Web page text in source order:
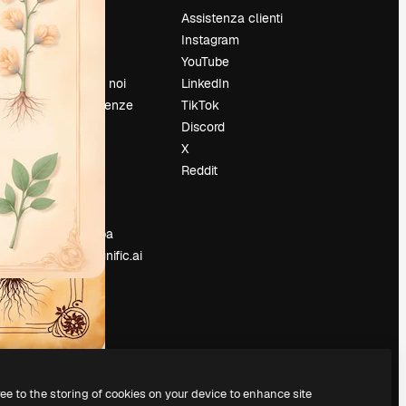
Chi siamo
Lavora con noi
Cerca tendenze
Eventi
Slidesgo
Vendi i tuoi
contenuti
Sala stampa
Cerchi magnific.ai
Assistenza clienti
Instagram
YouTube
LinkedIn
TikTok
Discord
X
Reddit
to the storing of cookies on your device to enhance site